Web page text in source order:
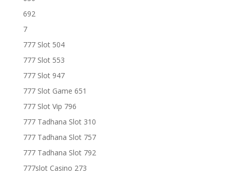
692
7
777 Slot 504
777 Slot 553
777 Slot 947
777 Slot Game 651
777 Slot Vip 796
777 Tadhana Slot 310
777 Tadhana Slot 757
777 Tadhana Slot 792
777slot Casino 273